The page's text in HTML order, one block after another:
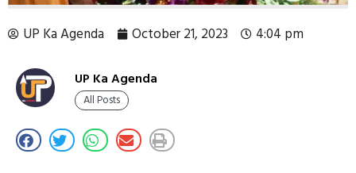
UP Ka Agenda October 21, 2023 4:04 pm
UP Ka Agenda
All Posts